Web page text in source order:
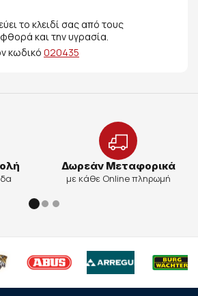
το κλειδί σας από τους
και την υγρασία.
κωδικό 020435
Δωρεάν Μεταφορικά
με κάθε Online πληρωμή